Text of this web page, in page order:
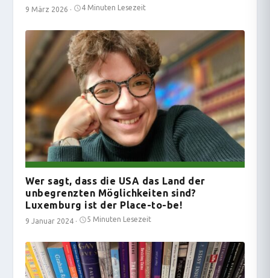
9 März 2026 · 4 Minuten Lesezeit
Wer sagt, dass die USA das Land der
unbegrenzten Möglichkeiten sind?
Luxemburg ist der Place-to-be!
9 Januar 2024 · 5 Minuten Lesezeit